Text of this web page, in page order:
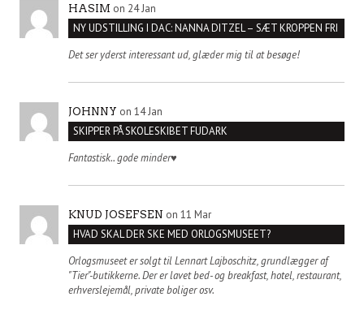
HASIM on 24 Jan
NY UDSTILLING I DAC: NANNA DITZEL – SÆT KROPPEN FRI
Det ser yderst interessant ud, glæder mig til at besøge!
JOHNNY on 14 Jan
SKIPPER PÅ SKOLESKIBET FUDARK
Fantastisk.. gode minder♥️
KNUD JOSEFSEN on 11 Mar
HVAD SKAL DER SKE MED ORLOGSMUSEET?
Orlogsmuseet er solgt til Lennart Lajboschitz, grundlægger af
"Tier"-butikkerne. Der er lavet bed- og breakfast, hotel, restaurant,
erhverslejemål, private boliger osv.